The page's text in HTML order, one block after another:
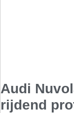
Audi
rijdend